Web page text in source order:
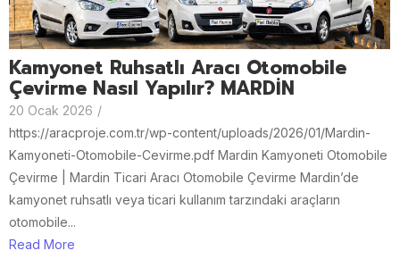
Kamyonet Ruhsatlı Aracı Otomobile
Çevirme Nasıl Yapılır? MARDİN
20 Ocak 2026 /
https://aracproje.com.tr/wp-content/uploads/2026/01/Mardin-
Kamyoneti-Otomobile-Cevirme.pdf Mardin Kamyoneti Otomobile
Çevirme | Mardin Ticari Aracı Otomobile Çevirme Mardin’de
kamyonet ruhsatlı veya ticari kullanım tarzındaki araçların
otomobile...
Read More